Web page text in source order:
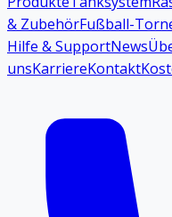
& ZubehörFußball-
Hilfe & SupportNews
unsKarriereKontakt